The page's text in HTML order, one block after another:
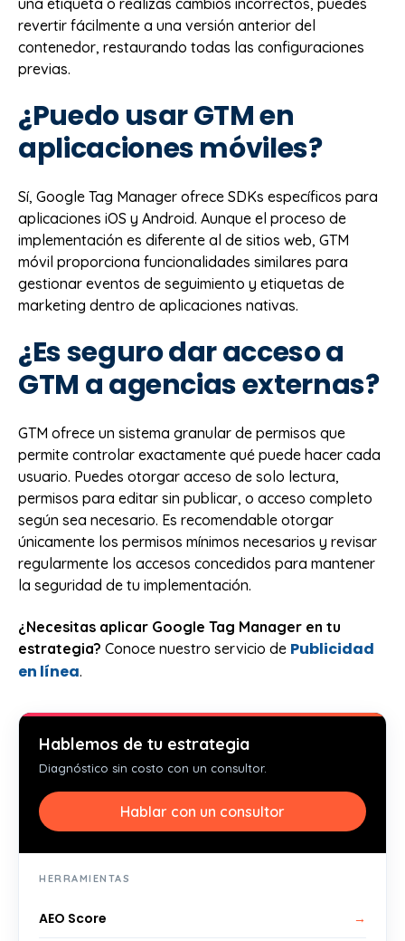
revertir fácilmente a una versión anterior del
contenedor, restaurando todas las configuraciones
previas.
¿Puedo usar GTM en
aplicaciones móviles?
Sí, Google Tag Manager ofrece SDKs específicos para
aplicaciones iOS y Android. Aunque el proceso de
implementación es diferente al de sitios web, GTM
móvil proporciona funcionalidades similares para
gestionar eventos de seguimiento y etiquetas de
marketing dentro de aplicaciones nativas.
¿Es seguro dar acceso a
GTM a agencias externas?
GTM ofrece un sistema granular de permisos que
permite controlar exactamente qué puede hacer cada
usuario. Puedes otorgar acceso de solo lectura,
permisos para editar sin publicar, o acceso completo
según sea necesario. Es recomendable otorgar
únicamente los permisos mínimos necesarios y revisar
regularmente los accesos concedidos para mantener
la seguridad de tu implementación.
¿Necesitas aplicar Google Tag Manager en tu
estrategia? Conoce nuestro servicio de Publicidad
en línea.
Hablemos de tu estrategia
Diagnóstico sin costo con un consultor.
Hablar con un consultor
HERRAMIENTAS
AEO Score →